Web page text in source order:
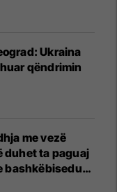
Ukraina
qëndrimin
me vezë
duhet ta paguaj
bashkëbiseduar
këtë